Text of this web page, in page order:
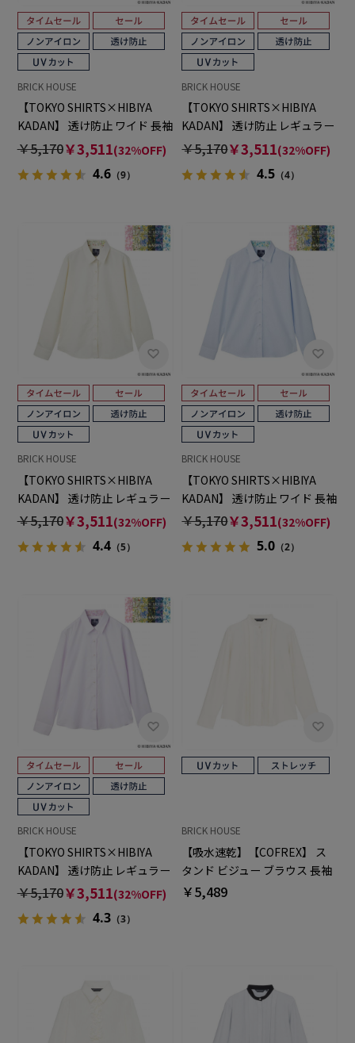
BRICK HOUSE
【TOKYO SHIRTS×HIBIYA
KADAN】 透け防止 ワイド 長袖
形態安定 レディースシャツ
￥5,170￥3,511(32%OFF)
4.6（9）
BRICK HOUSE
【TOKYO SHIRTS×HIBIYA
KADAN】 透け防止 レギュラー
長袖 形態安定 レディースシャ
￥5,170￥3,511(32%OFF)
4.5 （4）
BRICK HOUSE
【TOKYO SHIRTS×HIBIYA
KADAN】 透け防止 レギュラー
長袖 形態安定 レディースシャ
￥5,170￥3,511(32%OFF)
4.4（5）
BRICK HOUSE
【TOKYO SHIRTS×HIBIYA
KADAN】 透け防止 ワイド 長袖
形態安定 レディースシャツ
￥5,170￥3,511(32%OFF)
5.0 （2）
BRICK HOUSE
【TOKYO SHIRTS×HIBIYA
KADAN】 透け防止 レギュラー
長袖 形態安定 レディースシャ
￥5,170￥3,511(32%OFF)
4.3（3）
BRICK HOUSE
【吸水速乾】【COFREX】 ス
タンド ビジュー ブラウス 長袖
レディースデザインシャツ
￥5,489